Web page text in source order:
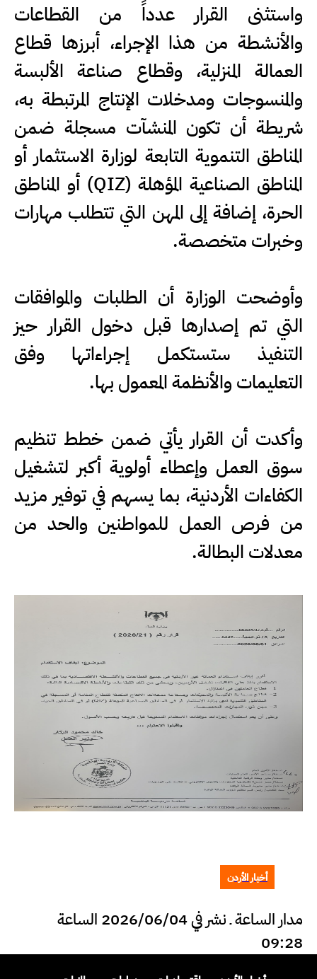
واستثنى القرار عدداً من القطاعات
والأنشطة من هذا الإجراء، أبرزها قطاع
العمالة المنزلية، وقطاع صناعة الألبسة
والمنسوجات ومدخلات الإنتاج المرتبطة به،
شريطة أن تكون المنشآت مسجلة ضمن
المناطق التنموية التابعة لوزارة الاستثمار أو
المناطق الصناعية المؤهلة (QIZ) أو المناطق
الحرة، إضافة إلى المهن التي تتطلب مهارات
وخبرات متخصصة.
وأوضحت الوزارة أن الطلبات والموافقات
التي تم إصدارها قبل دخول القرار حيز
التنفيذ ستستكمل إجراءاتها وفق
التعليمات والأنظمة المعمول بها.
وأكدت أن القرار يأتي ضمن خطط تنظيم
سوق العمل وإعطاء أولوية أكبر لتشغيل
الكفاءات الأردنية، بما يسهم في توفير مزيد
من فرص العمل للمواطنين والحد من
معدلات البطالة.
أخبار الأردن
مدار الساعة ـ نشر في 2026/06/04 الساعة
09:28